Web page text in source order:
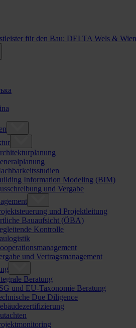
für den Bau: DELTA Wels & Wien
Information Modeling (BIM)
und Vergabe
und Projektleitung
Bauaufsicht (ÖBA)
Kontrolle
und Vertragsmanagement
Beratung
und EU-Taxonomie Beratung
Due Diligence